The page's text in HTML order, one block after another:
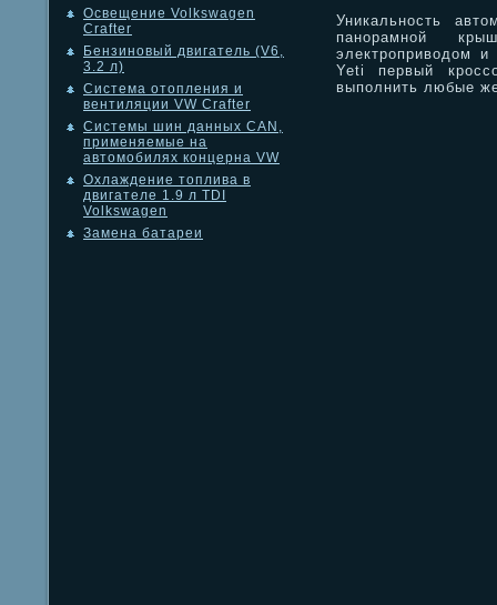
Освещение Volkswagen
Crafter
Бензиновый двигатель (V6,
3.2 л)
Система отопления и
вентиляции VW Crafter
Системы шин данных CAN,
применяемые на
автомобилях концерна VW
Охлаждение топлива в
двигателе 1.9 л TDI
Volkswagen
Замена батареи
Уникальность
панорамной
электроприводом
Yeti первый
выполнить любые